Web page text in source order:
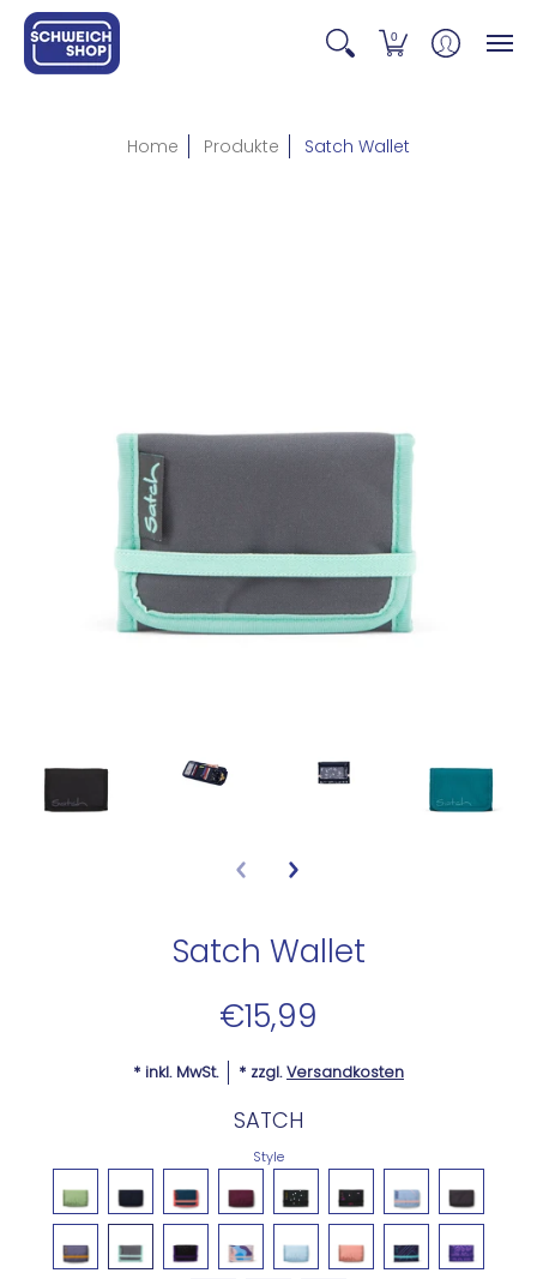
0
Home Produkte Satch Wallet
Satch Wallet
€15,99
* inkl. MwSt. * zzgl.Versandkosten
SATCH
Style